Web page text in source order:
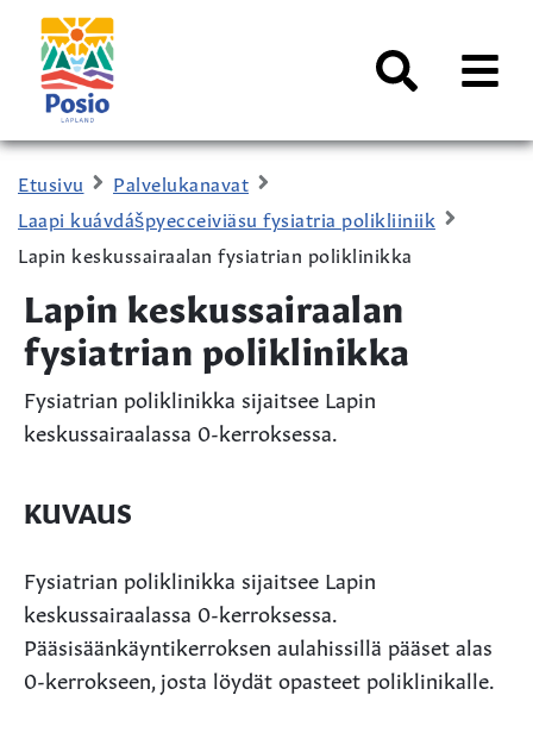
Siirry sisältöön
Kaupungin
logo
AVAA
Etusivu
Palvelukanavat
Laapi kuávdášpyecceiviäsu fysiatria polikliiniik
Lapin keskussairaalan fysiatrian poliklinikka
Lapin keskussairaalan
fysiatrian poliklinikka
Fysiatrian poliklinikka sijaitsee Lapin
keskussairaalassa 0-kerroksessa.
KUVAUS
Fysiatrian poliklinikka sijaitsee Lapin
keskussairaalassa 0-kerroksessa.
Pääsisäänkäyntikerroksen aulahissillä pääset alas
0-kerrokseen, josta löydät opasteet poliklinikalle.